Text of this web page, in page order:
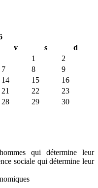
v s
d
1
2
7 8
9
14 15
16
21 22
23
28 29
30
qui détermine leur
sociale qui détermine leur